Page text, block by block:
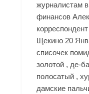
журналистам
финансов
Щекино 20 Янв
списочек
золотой , де-
полосатый ,
дамские